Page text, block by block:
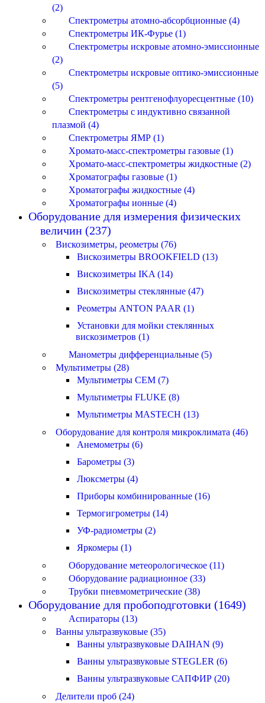
(2)
Спектрометры атомно-абсорбционные (4)
Спектрометры ИК-Фурье (1)
Спектрометры искровые атомно-эмиссионные
(2)
Спектрометры искровые оптико-эмиссионные
(5)
Спектрометры рентгенофлуоресцентные (10)
Спектрометры с индуктивно связанной
плазмой (4)
Спектрометры ЯМР (1)
Хромато-масс-спектрометры газовые (1)
Хромато-масс-спектрометры жидкостные (2)
Хроматографы газовые (1)
Хроматографы жидкостные (4)
Хроматографы ионные (4)
Оборудование для измерения физических
величин (237)
Вискозиметры, реометры (76)
Вискозиметры BROOKFIELD (13)
Вискозиметры IKA (14)
Вискозиметры стеклянные (47)
Реометры ANTON PAAR (1)
Установки для мойки стеклянных
вискозиметров (1)
Манометры дифференциальные (5)
Мультиметры (28)
Мультиметры CEM (7)
Мультиметры FLUKE (8)
Мультиметры MASTECH (13)
Оборудование для контроля микроклимата (46)
Анемометры (6)
Барометры (3)
Люксметры (4)
Приборы комбинированные (16)
Термогигрометры (14)
УФ-радиометры (2)
Яркомеры (1)
Оборудование метеорологическое (11)
Оборудование радиационное (33)
Трубки пневмометрические (38)
Оборудование для пробоподготовки (1649)
Аспираторы (13)
Ванны ультразвуковые (35)
Ванны ультразвуковые DAIHAN (9)
Ванны ультразвуковые STEGLER (6)
Ванны ультразвуковые САПФИР (20)
Делители проб (24)